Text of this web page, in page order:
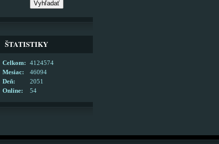
ŠTATISTIKY
Online: 54
Celkom:
4124574
Mesiac:
46094
Deň:
2051